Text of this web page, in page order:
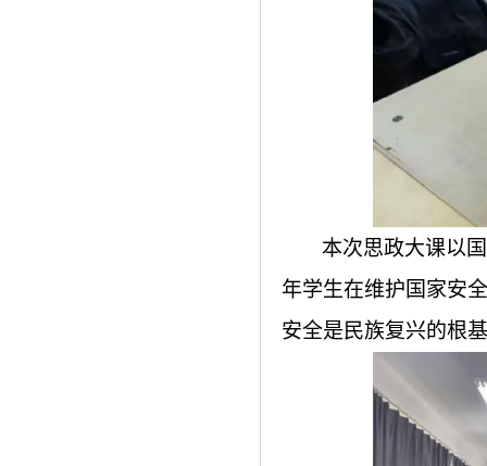
本次思政大课以
年学生在维护国家安
安全是民族复兴的根